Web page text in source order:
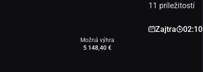
11 príležitostí
Zajtra 02:10
Možná výhra
5 148,40 €